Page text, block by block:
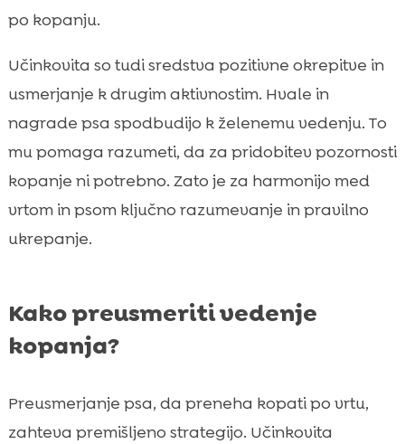
po kopanju.
Učinkovita so tudi sredstva pozitivne okrepitve in
usmerjanje k drugim aktivnostim. Hvale in
nagrade psa spodbudijo k želenemu vedenju. To
mu pomaga razumeti, da za pridobitev pozornosti
kopanje ni potrebno. Zato je za harmonijo med
vrtom in psom ključno razumevanje in pravilno
ukrepanje.
Kako preusmeriti vedenje
kopanja?
Preusmerjanje psa, da preneha kopati po vrtu,
zahteva premišljeno strategijo. Učinkovita